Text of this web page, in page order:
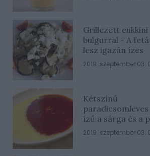
Grillezett cukkini
bulgurral - A fetától
lesz igazán ízes
2019. szeptember 03.
Kétszínű
ízű a sárga és a
rész
2019. szeptember 03.